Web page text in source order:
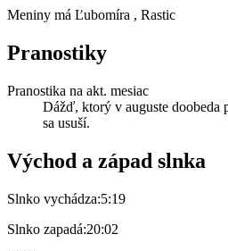
Meniny má Ľubomíra , Rastic
Pranostiky
Pranostika na akt. mesiac
Dážď, ktorý v auguste doobeda
sa usuší.
Východ a západ slnka
Slnko vychádza:5:19
Slnko zapadá:20:02